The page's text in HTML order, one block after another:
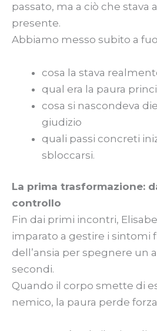
passato, ma a ciò che stava
presente.
Abbiamo messo subito a
cosa la stava
qual era la paura
cosa si nascondeva
giudizio
quali passi concreti
sbloccarsi.
La prima trasformazione:
controllo
Fin dai primi incontri,
imparato a gestire i sintomi
dell’ansia per spegnere un
secondi.
Quando il corpo smette di
nemico, la paura perde